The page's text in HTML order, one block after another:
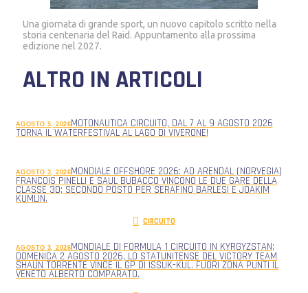
Una giornata di grande sport, un nuovo capitolo scritto nella
storia centenaria del Raid. Appuntamento alla prossima
edizione nel 2027.
ALTRO IN ARTICOLI
AGOSTO 5, 2026MOTONAUTICA CIRCUITO, DAL 7 AL 9 AGOSTO 2026
TORNA IL WATERFESTIVAL AL LAGO DI VIVERONE!
AGOSTO 3, 2026MONDIALE OFFSHORE 2026: AD ARENDAL (NORVEGIA)
FRANCOIS PINELLI E SAUL BUBACCO VINCONO LE DUE GARE DELLA
CLASSE 3D; SECONDO POSTO PER SERAFINO BARLESI E JOAKIM
KUMLIN.
CIRCUITO
AGOSTO 3, 2026MONDIALE DI FORMULA 1 CIRCUITO IN KYRGYZSTAN;
DOMENICA 2 AGOSTO 2026, LO STATUNITENSE DEL VICTORY TEAM
SHAUN TORRENTE VINCE IL GP DI ISSUK-KUL. FUORI ZONA PUNTI IL
VENETO ALBERTO COMPARATO.